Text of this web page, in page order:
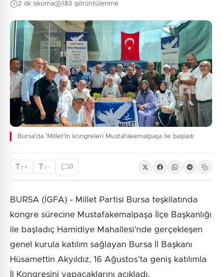
2 dk okuma 183 görüntülenme
Bursa'da 'Millet'in kongreleri Mustafakemalpaşa ile başladı
TT+ TT - 0
BURSA (İGFA) - Millet Partisi Bursa teşkilatında
kongre sürecine Mustafakemalpaşa İlçe Başkanlığı
ile başladıç Hamidiye Mahallesi’nde gerçekleşen
genel kurula katılım sağlayan Bursa İl Başkanı
Hüsamettin Akyıldız, 16 Ağustos’ta geniş katılımla
İl Kongresini yapacaklarını açıkladı.